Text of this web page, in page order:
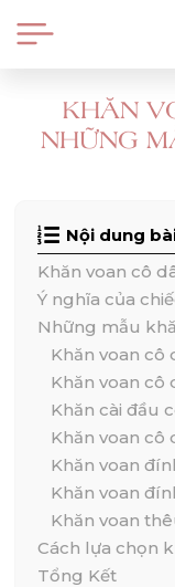
KHĂN
NHỮNG
Nội dung
Khăn voan cô
Ý nghĩa của
Những mẫu
Khăn voan cô
Khăn voan cô
Khăn cài đầu
Khăn voan cô
Khăn voan
Khăn voan
Khăn voan
Cách lựa chọn
Tổng Kết